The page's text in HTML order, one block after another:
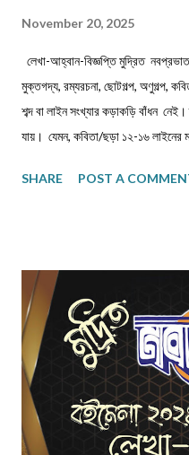
November 20, 2025
লেখা-আহ্বান-বিজ্ঞপ্তি মুদ্রিত
মুক্তগদ্য, রম্যরচনা, ছোটগল্প, অণুগল্প,
শব্দ বা লাইন সংখ্যার কড়াকড়ি বাঁধন
যায়। যেমন, কবিতা/ছড়া ১২-১৬ লাইনের
'অবশ্যমান্য' নয়। সম্পূর্ণ অপ্রকাশিত লেখা
নম্বর। (ছবি দেওয়ার দরকার নেই।) ১)
বইমেলা সংখ্যা ২০২৬-এর জন্য'। ২)
আগে স্পেস না দিয়ে পরে দেবেন। ৪)
SHARE POST A